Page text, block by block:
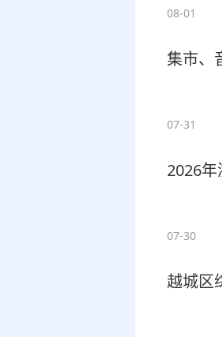
08-01
集市、
07-31
2026年
07-30
越城区